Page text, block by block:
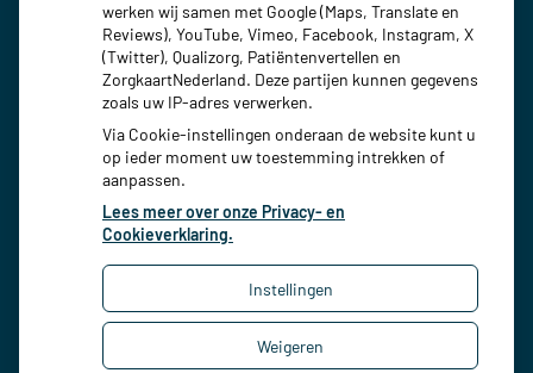
Uw Zorg Online|Beheer
Bezoek
Bezoek
werken wij samen met Google (Maps, Translate en
Reviews), YouTube, Vimeo, Facebook, Instagram, X
(Twitter), Qualizorg, Patiëntenvertellen en
ZorgkaartNederland. Deze partijen kunnen gegevens
zoals uw IP-adres verwerken.
Via Cookie-instellingen onderaan de website kunt u
op ieder moment uw toestemming intrekken of
aanpassen.
Lees meer over onze Privacy- en
Cookieverklaring.
Instellingen
Weigeren